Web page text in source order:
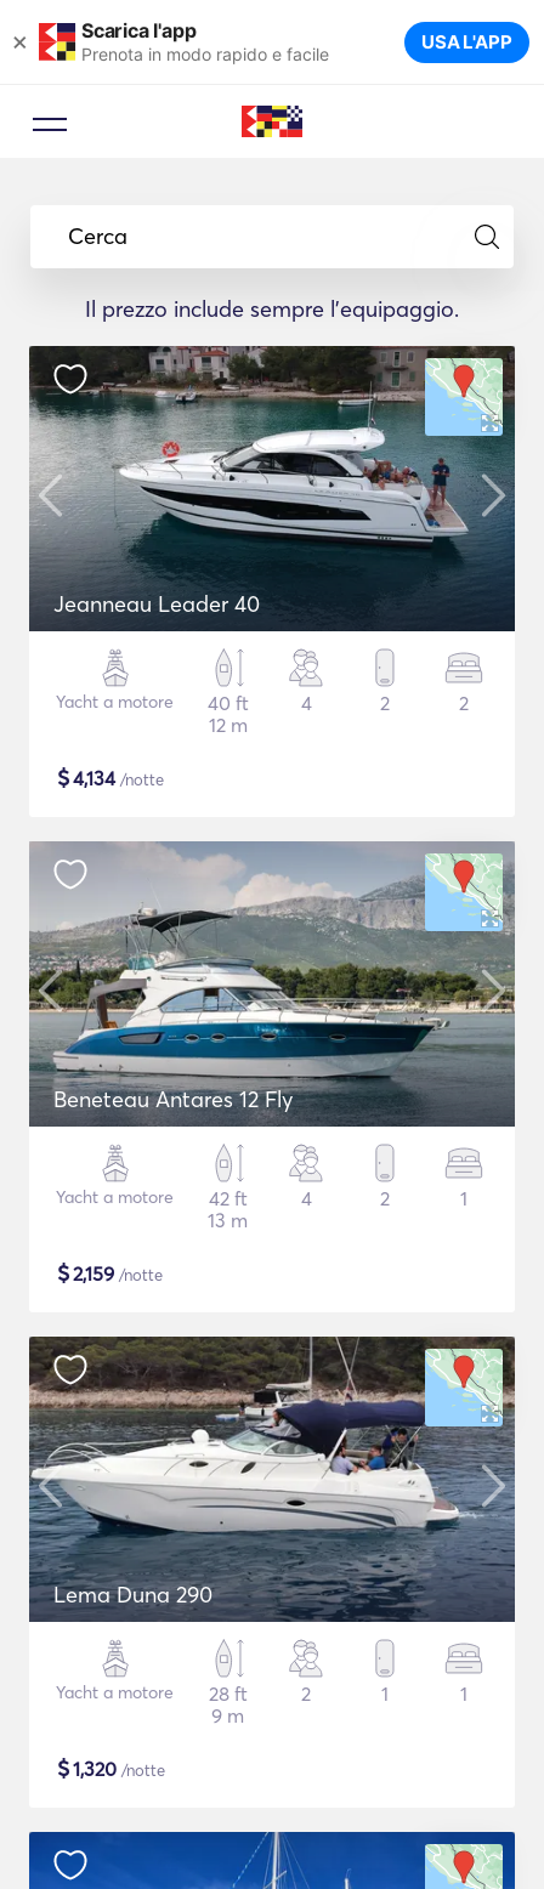
× Scarica l'app
Prenota in modo rapido e facile USA L'APP
Cerca
Il prezzo include sempre l'equipaggio.
Jeanneau Leader 40
Yacht a motore
40 ft
12 m
4 2 2
$4,134/notte
Beneteau Antares 12 Fly
Yacht a motore
42 ft
13 m
4 2 1
$2,159 /notte
Lema Duna 290
Yacht a motore
28 ft
9 m
2 1 1
$1,320 /notte